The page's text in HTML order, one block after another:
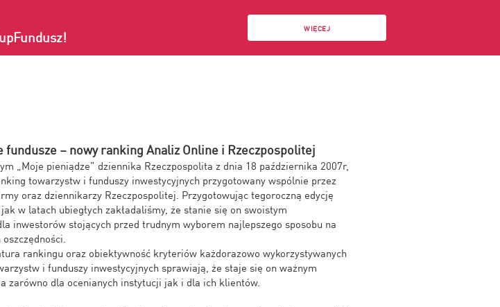
WIĘCEJ
fundusze – nowy ranking Analiz Online i Rzeczpospolitej
„Moje pieniądze” dziennika Rzeczpospolita z dnia 18 października 2007r,
towarzystw i funduszy inwestycyjnych przygotowany wspólnie przez
oraz dziennikarzy Rzeczpospolitej. Przygotowując tegoroczną edycję
w latach ubiegłych zakładaliśmy, że stanie się on swoistym
inwestorów stojących przed trudnym wyborem najlepszego sposobu na
rankingu oraz obiektywność kryteriów każdorazowo wykorzystywanych
i funduszy inwestycyjnych sprawiają, że staje się on ważnym
zarówno dla ocenianych instytucji jak i dla ich klientów.